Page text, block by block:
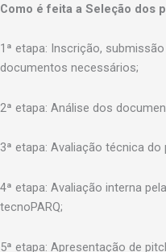
Como é feita a Seleção dos
1ª etapa: Inscrição,
documentos necessários;
2ª etapa: Análise dos
3ª etapa: Avaliação técnica do
4ª etapa: Avaliação interna
tecnoPARQ;
5ª etapa: Apresentação de